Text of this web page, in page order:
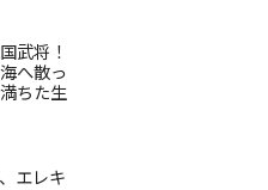
武将！
へ散っ
ちた生
エレキ